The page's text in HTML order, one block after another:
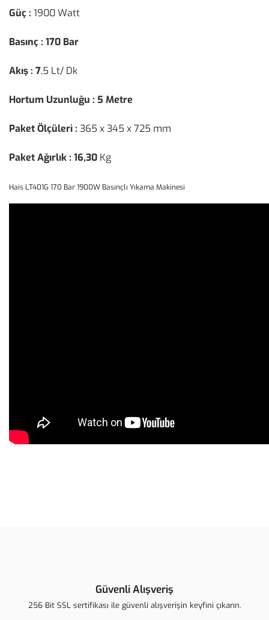
Güç : 1900 Watt
Basınç : 170 Bar
Akış : 7,5 Lt/ Dk
Hortum Uzunluğu : 5 Metre
Paket Ölçüleri : 365 x 345 x 725 mm
Paket Ağırlık : 16,30 Kg
Hais LT401G 170 Bar 1900W Basınçlı Yıkama Makinesi
Ürün açıklamasında eksik bilgiler bulunuyor.
Güvenli Alışveriş
256 Bit SSL sertifikası ile güvenli alışverişin keyfini çıkarın.